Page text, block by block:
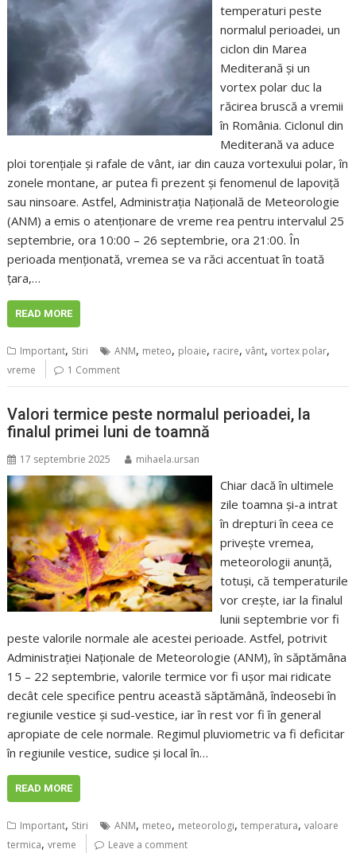
temperaturi peste
normalul perioadei, un
ciclon din Marea
Mediterană și un
vortex polar duc la
răcirea bruscă a vremii
în România. Ciclonul din
Mediterană va aduce
ploi torențiale și rafale de vânt, iar din cauza vortexului polar, în
zonele montane, ar putea fi prezent și fenomenul de lapoviță
sau ninsoare. Astfel, Administrația Națională de Meteorologie
(ANM) a emis o atenționare de vreme rea pentru intervalul 25
septembrie, ora 10:00 – 26 septembrie, ora 21:00. În
perioada menționată, vremea se va răci accentuat în toată
țara,…
READ MORE
Important, Stiri ANM, meteo, ploaie, racire,vânt,vortex polar,
vreme 1 Comment
Valori termice peste normalul perioadei, la
finalul primei luni de toamnă
17 septembrie 2025 mihaela.ursan
Chiar dacă în ultimele
zile toamna și-a intrat
în drepturi în ceea ce
privește vremea,
meteorologii anunță,
totuși, că temperaturile
vor crește, iar la finalul
lunii septembrie vor fi
peste valorile normale ale acestei perioade. Astfel, potrivit
Administrației Naționale de Meteorologie (ANM), în săptămâna
15 – 22 septembrie, valorile termice vor fi ușor mai ridicate
decât cele specifice pentru această săptămână, îndeosebi în
regiunile vestice și sud-vestice, iar în rest vor fi în general
apropiate de cele normale. Regimul pluviometric va fi deficitar
în regiunile vestice, sudice și local în…
READ MORE
Important, Stiri ANM, meteo, meteorologi,temperatura,valoare
termica,vreme Leave a comment